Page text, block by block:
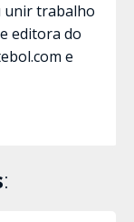
unir trabalho
editora do
e
: